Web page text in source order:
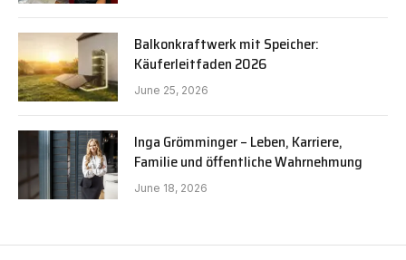
Balkonkraftwerk mit Speicher:
Käuferleitfaden 2026
June 25, 2026
Inga Grömminger – Leben, Karriere,
Familie und öffentliche Wahrnehmung
June 18, 2026